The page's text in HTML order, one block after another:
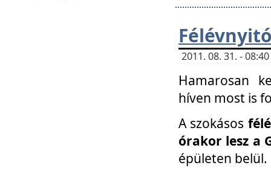
2011. 08. 31. -
Hamarosan
híven most is
A szokásos
órakor lesz a
épületen belül.